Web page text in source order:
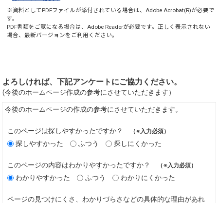
※資料としてPDFファイルが添付されている場合は、Adobe Acrobat(R)が必要で
す。
PDF書類をご覧になる場合は、Adobe Readerが必要です。正しく表示されない
場合、最新バージョンをご利用ください。